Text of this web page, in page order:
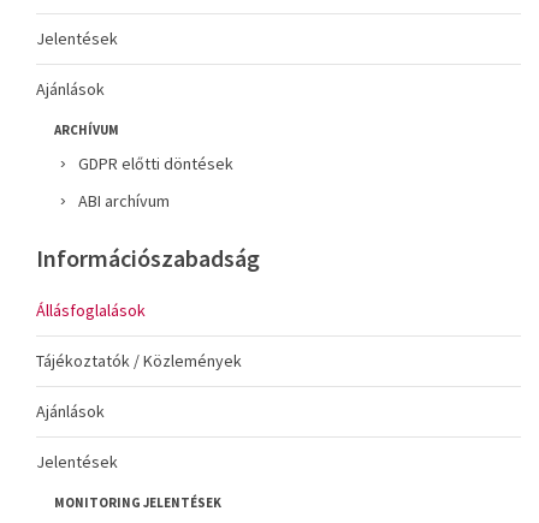
Jelentések
Ajánlások
ARCHÍVUM
GDPR előtti döntések
ABI archívum
Információszabadság
Állásfoglalások
Tájékoztatók / Közlemények
Ajánlások
Jelentések
MONITORING JELENTÉSEK